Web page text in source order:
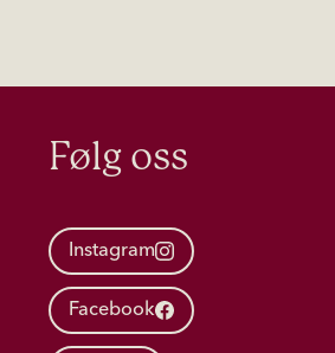
Følg oss
Instagram
Facebook